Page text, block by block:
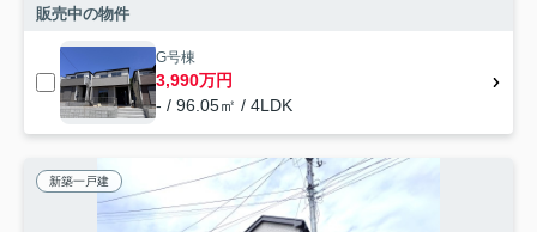
販売中の物件
G号棟
3,990万円
- / 96.05㎡ / 4LDK
新築一戸建